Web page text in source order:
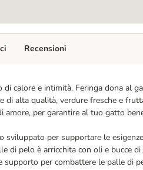
calore e intimità. Feringa dona al
di alta qualità, verdure fresche e
amore, per garantire al tuo gatto
sviluppato per supportare le
di pelo è arricchita con oli e bucce
supporto per combattere le palle di
Recensioni